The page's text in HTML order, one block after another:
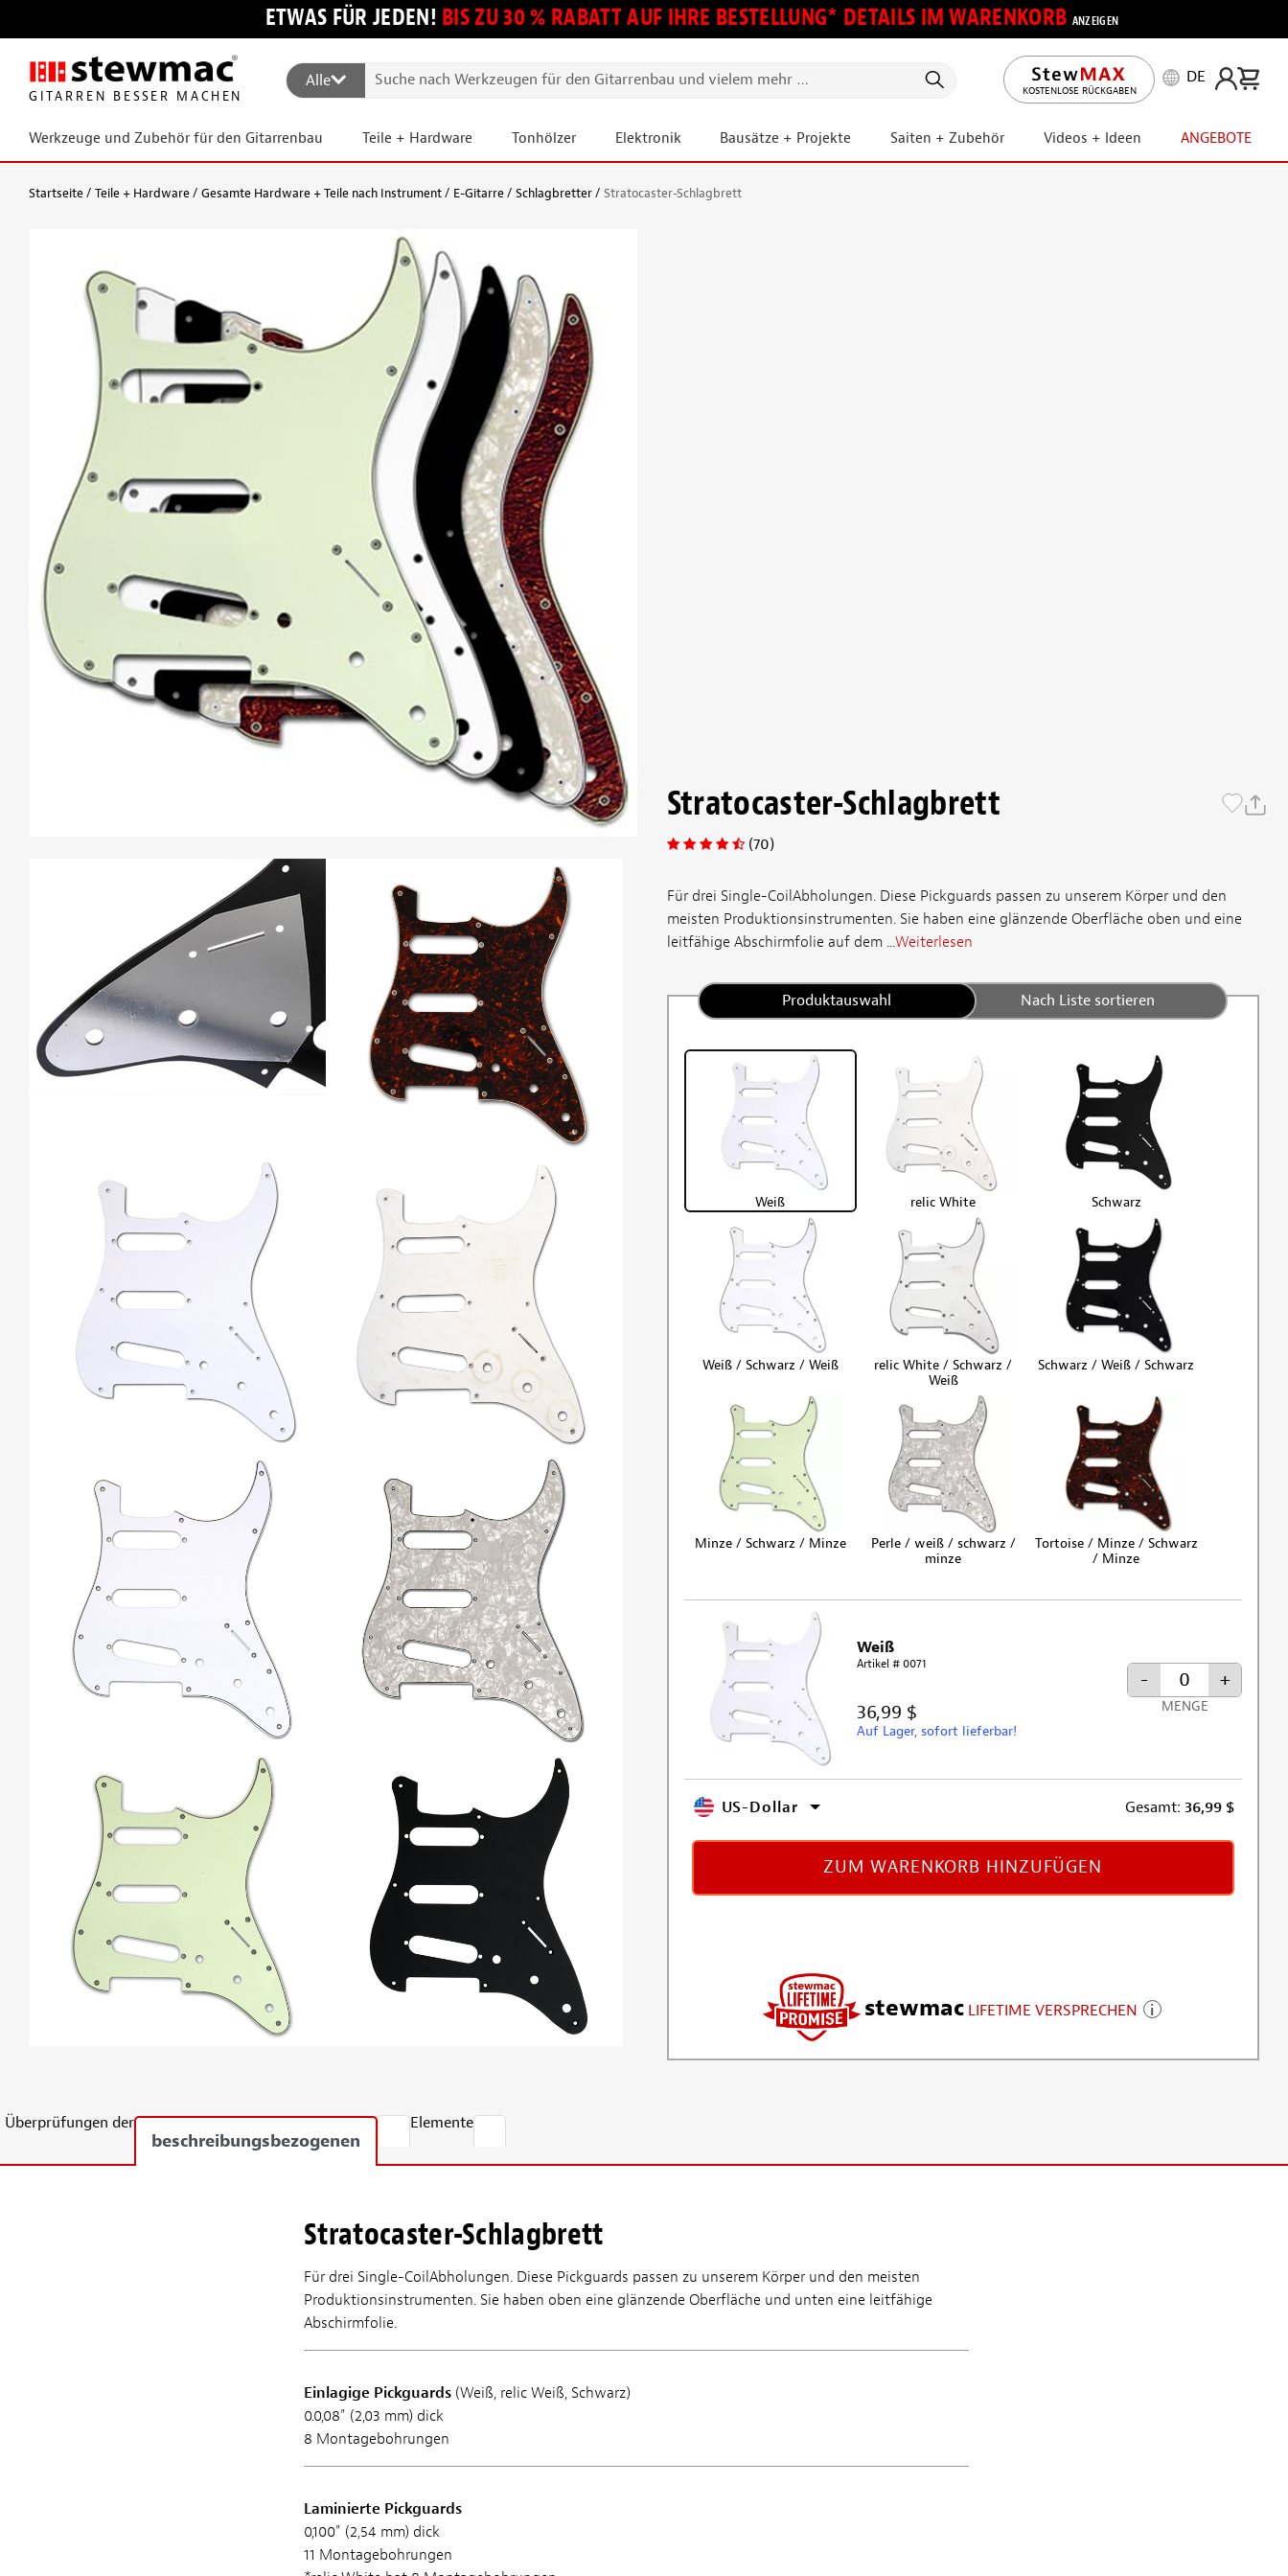
ETWAS FÜR JEDEN! BIS ZU 30 % RABATT AUF IHRE BESTELLUNG* DETAILS IM WARENKORB ANZEIGEN
GITARREN BESSER MACHEN
Alle
KOSTENLOSE RÜCKGABEN
DE
Werkzeuge und Zubehör für den Gitarrenbau Teile + Hardware Tonhölzer Elektronik Bausätze + Projekte Saiten + Zubehör Videos + Ideen ANGEBOTE
Startseite Teile + Hardware Gesamte Hardware + Teile nach Instrument E-Gitarre Schlagbretter Stratocaster-Schlagbrett
Stratocaster-Schlagbrett
(70)
Für drei Single-CoilAbholungen. Diese Pickguards passen zu unserem Körper und den
meisten Produktionsinstrumenten. Sie haben eine glänzende Oberfläche oben und eine
leitfähige Abschirmfolie auf dem ...Weiterlesen
Produktauswahl Nach Liste sortieren
Weiß relic White Schwarz
Weiß / Schwarz / Weiß
relic White / Schwarz /
Weiß
Schwarz / Weiß / Schwarz
Minze / Schwarz / Minze
Perle / weiß / schwarz /
minze
Tortoise / Minze / Schwarz
/ Minze
Weiß
Artikel # 0071
36,99 $
Auf Lager, sofort lieferbar!
- +
MENGE
US-Dollar Gesamt: 36,99 $
ZUM WARENKORB HINZUFÜGEN
stewmac LIFETIME VERSPRECHEN
Überprüfungen der
beschreibungsbezogenen
Elemente
Stratocaster-Schlagbrett
Für drei Single-CoilAbholungen. Diese Pickguards passen zu unserem Körper und den meisten
Produktionsinstrumenten. Sie haben oben eine glänzende Oberfläche und unten eine leitfähige
Abschirmfolie.
Einlagige Pickguards (Weiß, relic Weiß, Schwarz)
0.0,08" (2,03 mm) dick
8 Montagebohrungen
Laminierte Pickguards
0,100" (2,54 mm) dick
11 Montagebohrungen